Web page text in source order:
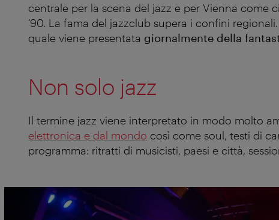
centrale per la scena del jazz e per Vienna come
‘90. La fama del jazzclub supera i confini
quale viene presentata giornalmente della
Non solo jazz
Il termine jazz viene interpretato in modo molto
elettronica e dal mondo così come soul, testi di
programma: ritratti di musicisti, paesi e città,